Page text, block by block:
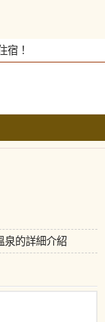
宿！
泉的詳細介紹